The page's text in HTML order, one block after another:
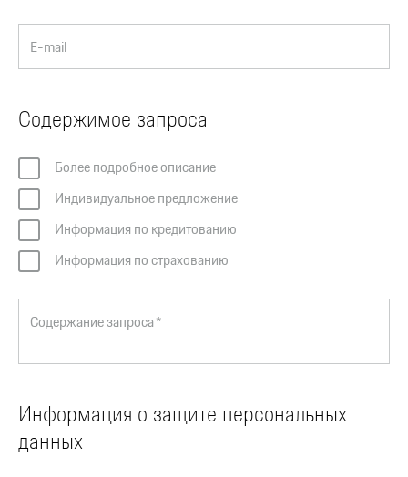
E-mail
Содержимое запроса
Более подробное описание
Индивидуальное предложение
Информация по кредитованию
Информация по страхованию
Содержание запроса *
Информация о защите персональных
данных